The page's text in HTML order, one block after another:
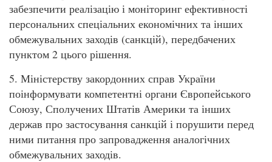
забезпечити реалізацію і моніторинг ефективності
персональних спеціальних економічних та інших
обмежувальних заходів (санкцій), передбачених
пунктом 2 цього рішення.
5. Міністерству закордонних справ України
поінформувати компетентні органи Європейського
Союзу, Сполучених Штатів Америки та інших
держав про застосування санкцій і порушити перед
ними питання про запровадження аналогічних
обмежувальних заходів.